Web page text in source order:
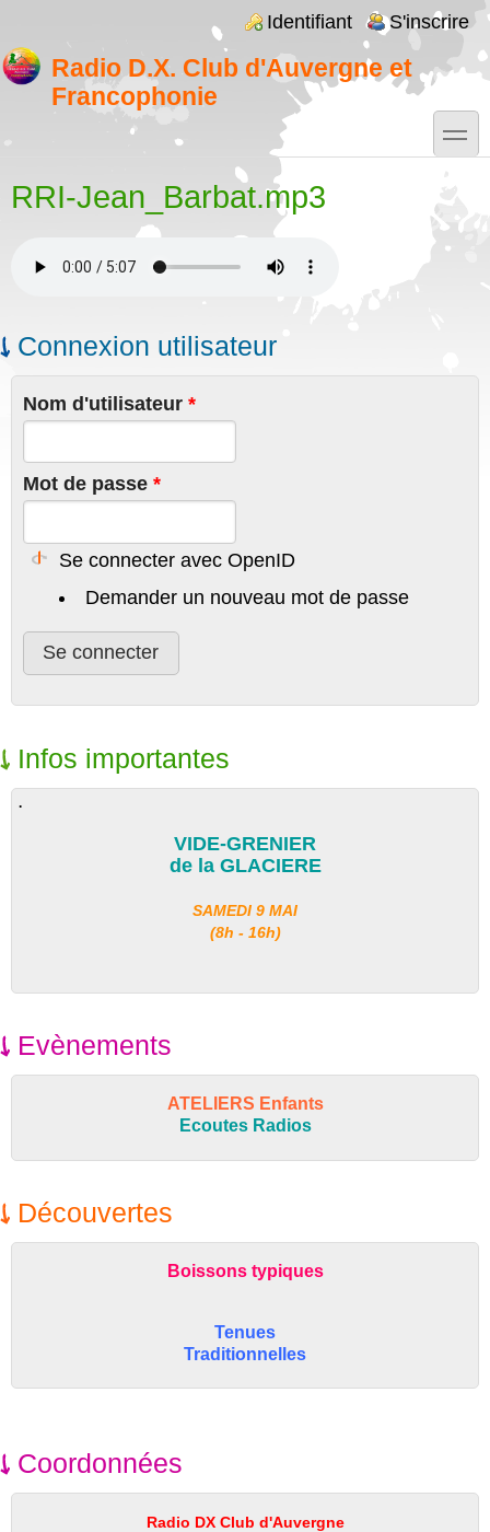
Login links
Identifiant S'inscrire
Radio D.X. Club d'Auvergne et
Francophonie
toggle
RRI-Jean_Barbat.mp3
Connexion utilisateur
Nom d'utilisateur *
Mot de passe *
Se connecter avec OpenID
Demander un nouveau mot de passe
Infos importantes
.
VIDE-GRENIER
de la GLACIERE
SAMEDI 9 MAI
(8h - 16h)
Evènements
ATELIERS Enfants
Ecoutes Radios
Découvertes
Boissons typiques
Tenues
Traditionnelles
Coordonnées
Radio DX Club d'Auvergne